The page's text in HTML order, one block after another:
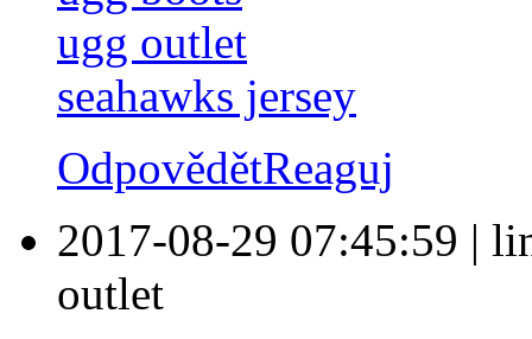
ugg outlet
seahawks jersey
OdpovědětReaguj
2017-08-29 07:45:59 |
outlet